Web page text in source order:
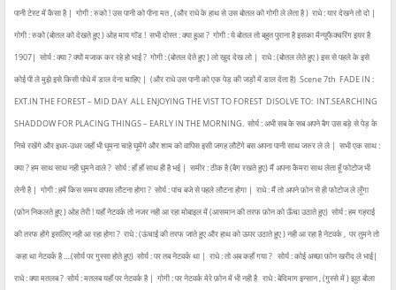
पानी टेस्ट में कैसा है | गोगी : रुको ! उस पानी को पीना मत , (और राधे के हाथ से उस बोतल को गोगी ले लेता है ) राधे : यार देखने तो दो |
गोगी : रुको (बोतल को देखते हुए ) ओह माय गॉड ! सभी दोस्त : क्या हुआ ? गोगी : ये बोतल तो बहुत पुराना है इसका मैन्युफैक्चरिंग इयर है
1907| सोर्य : क्या ? क्यों मजाक कर रहे हो भाई ? गोगी : (बोतल देते हुए ) लो खुद देख लो | राधे : (बोतल लेते हुए ) इस से पहले के इसे
कोई पी ले मुझे इसे किसी पोधे में डाल देना चाहिए | (और राधे उस पानी को एक पेड़ की जड़ों में डाल देता है) Scene 7th FADE IN :
EXT.IN THE FOREST – MID DAY ALL ENJOYING THE VIST TO FOREST DISOLVE TO: INT.SEARCHING
SHADDOW FOR PLACING THINGS – EARLY IN THE MORNING. सोर्य : अभी सब के सब अपने बैग उस बड़े से पेड़ के
निचे रखेंगे और इधर-उधर जहाँ भी घूमना चाहे घूमेंगे और शाम को वापिस इसी जगह लौटेंगे बस अपना पानी साथ जरुर ले ले | सभी एक साथ :
क्या ? हम साथ साथ नही घुमने वाले ? सोर्य : हाँ हाँ साथ ही है भई | समीर : ठीक है (बैग रखते हुए) मैं अपना कैमरा साथ लेता हूँ फोटोज भी
लेनी है | गोगी : हमें किस समय वापस लौटना होगा ? सोर्य : पांच बजे से पहले लौटना होगा | राधे : मैं तो अपने फ़ोन से ही फोटोज ले लूँगा
(फ़ोन निकलते हुए ) ओह तेरी ! यहाँ नेटवर्क तो नजर नही आ रहा मोबाइल में (आसमान की तरफ फ़ोन को ऊँचा उठाते हुए) सोर्य : हम गहराई
की तरफ होंगे इसलिए नही आ रहा होगा ? राधे : (ऊंचाई की तरफ जाते हुए और हाथ को ऊपर उठाते हुए ) नही आ रहा है नेटवर्क , पर तुमने तो
कहा था नेटवर्क है ....(सोर्य पर गुस्सा होते हुए) सोर्य : पर तब नेटवर्क था | राधे : तो अब कहाँ गया ? सोर्य : कोई अच्छा फ़ोन खरीद ले भाई|
राधे : क्या मतलब ? सोर्य : मतलब यहाँ पर नेटवर्क है | गोगी : पर नेटवर्क मेरे फ़ोन में भी नही है राधे : बेदिमाग इन्सान , (गुस्से में ) झूठ बोला